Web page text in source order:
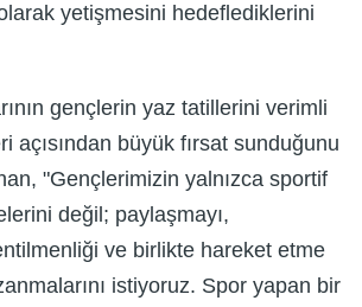
yetişmesini hedeflediklerini
gençlerin yaz tatillerini verimli
açısından büyük fırsat sunduğunu
"Gençlerimizin yalnızca sportif
değil; paylaşmayı,
ve birlikte hareket etme
istiyoruz. Spor yapan bir